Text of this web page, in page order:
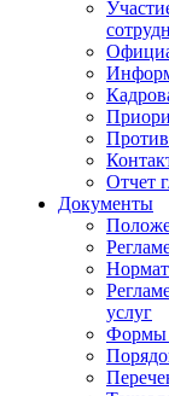
Отчет
Документы
услуг
Формы